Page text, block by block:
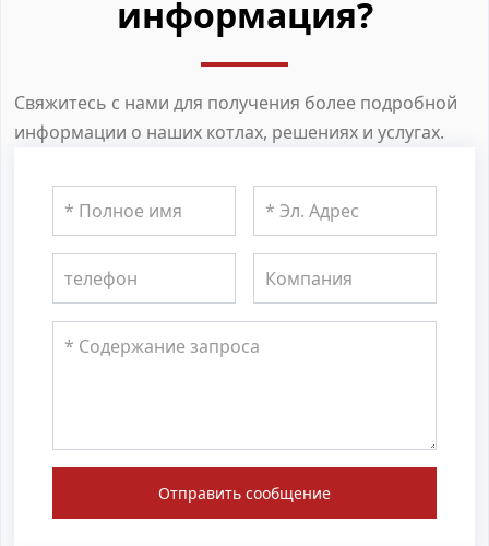
информация?
Свяжитесь с нами для получения более подробной
информации о наших котлах, решениях и услугах.
Отправить сообщение